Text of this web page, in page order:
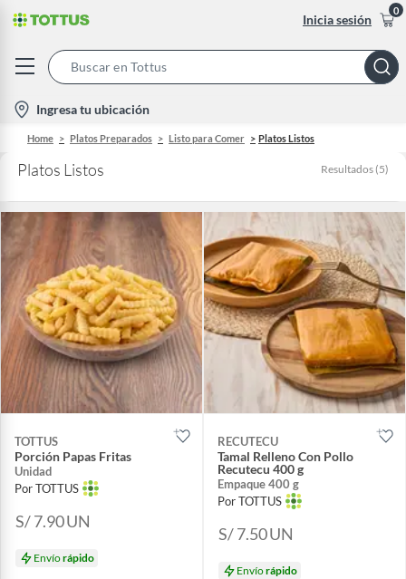
Inicia sesión
0
Bar
location-
icon
Ingresa tu ubicación
Home Platos Preparados Listo para Comer Platos Listos
Platos Listos Resultados (5)
TOTTUS
Porción Papas Fritas
Unidad
Por TOTTUS
S/ 7.90UN
Envíorápido
RECUTECU
Tamal Relleno Con Pollo
Recutecu 400 g
Empaque 400 g
Por TOTTUS
S/ 7.50UN
Envíorápido